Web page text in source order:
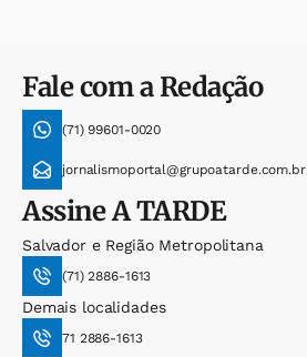
Fale com a Redação
(71) 99601-0020
jornalismoportal@grupoatarde.com.br
AssineA TARDE
Salvador e Região Metropolitana
(71) 2886-1613
Demais localidades
71 2886-1613